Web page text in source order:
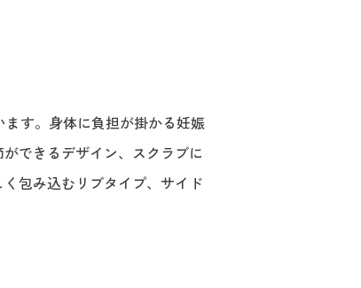
す。身体に負担が掛かる妊娠
できるデザイン、スクラブに
包み込むリブタイプ、サイド